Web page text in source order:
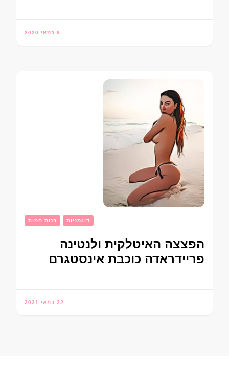
9 במאי 2020
בנות חמות דוגמניות
הפצצה האיטלקית ולנטינה
פריידראדה כוכבת אינסטגרם
22 במאי 2021